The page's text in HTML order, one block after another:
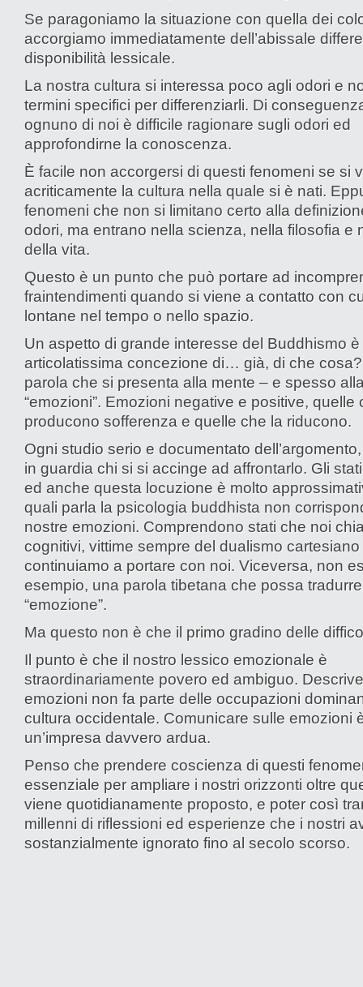
Se paragoniamo la situazione con quella dei
accorgiamo immediatamente dell’abissale
disponibilità lessicale.
La nostra cultura si interessa poco agli odori e
termini specifici per differenziarli. Di
ognuno di noi è difficile ragionare sugli odori ed
approfondirne la conoscenza.
È facile non accorgersi di questi fenomeni se si
acriticamente la cultura nella quale si è nati.
fenomeni che non si limitano certo alla
odori, ma entrano nella scienza, nella filosofia e
della vita.
Questo è un punto che può portare ad
fraintendimenti quando si viene a contatto con
lontane nel tempo o nello spazio.
Un aspetto di grande interesse del Buddhismo
articolatissima concezione di… già, di che
parola che si presenta alla mente – e spesso
“emozioni”. Emozioni negative e positive, quelle
producono sofferenza e quelle che la riducono.
Ogni studio serio e documentato
in guardia chi si si accinge ad affrontarlo. Gli
ed anche questa locuzione è molto
quali parla la psicologia buddhista non
nostre emozioni. Comprendono stati che noi
cognitivi, vittime sempre del dualismo
continuiamo a portare con noi. Viceversa, non
esempio, una parola tibetana che possa tradurre
“emozione”.
Ma questo non è che il primo gradino delle
Il punto è che il nostro lessico emozionale è
straordinariamente povero ed ambiguo.
emozioni non fa parte delle occupazioni
cultura occidentale. Comunicare sulle emozioni
un’impresa davvero ardua.
Penso che prendere coscienza di questi
essenziale per ampliare i nostri orizzonti oltre
viene quotidianamente proposto, e poter così
millenni di riflessioni ed esperienze che i nostri
sostanzialmente ignorato fino al secolo scorso.